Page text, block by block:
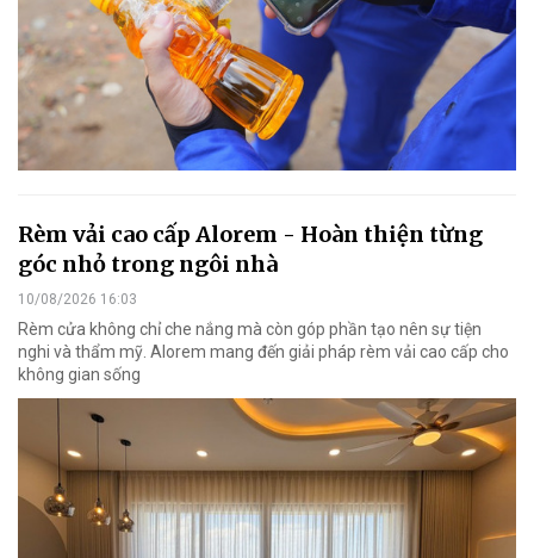
Rèm vải cao cấp Alorem - Hoàn thiện từng
góc nhỏ trong ngôi nhà
10/08/2026 16:03
Rèm cửa không chỉ che nắng mà còn góp phần tạo nên sự tiện
nghi và thẩm mỹ. Alorem mang đến giải pháp rèm vải cao cấp cho
không gian sống